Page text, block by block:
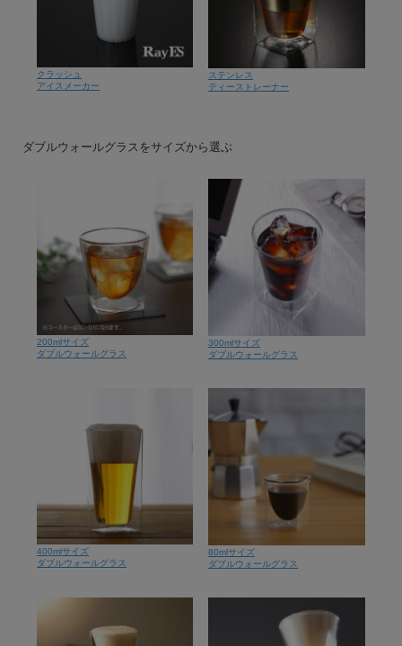
クラッシュ
アイスメーカー
ステンレス
ティーストレーナー
ダブルウォールグラスをサイズから選ぶ
200mlサイズ
ダブルウォールグラス
300mlサイズ
ダブルウォールグラス
400mlサイズ
ダブルウォールグラス
80mlサイズ
ダブルウォールグラス